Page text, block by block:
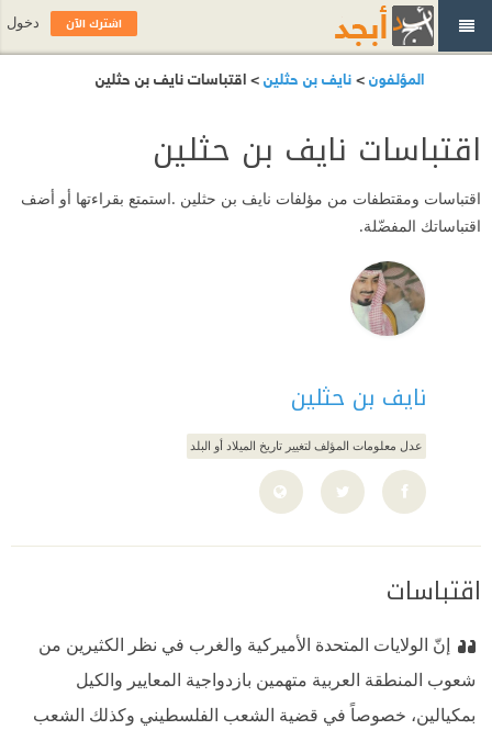
المؤلفون>نايف بن حثلين> اقتباسات نايف بن حثلين
اقتباسات نايف بن حثلين
اقتباسات ومقتطفات من مؤلفات نايف بن حثلين .استمتع بقراءتها أو أضف
اقتباساتك المفضّلة.
نايف بن حثلين
عدل معلومات المؤلف لتغيير تاريخ الميلاد أو البلد
اقتباسات
إنّ الولايات المتحدة الأميركية والغرب في نظر الكثيرين من
شعوب المنطقة العربية متهمين بازدواجية المعايير والكيل
بمكيالين، خصوصاً في قضية الشعب الفلسطيني وكذلك الشعب
اشترك الآن دخول